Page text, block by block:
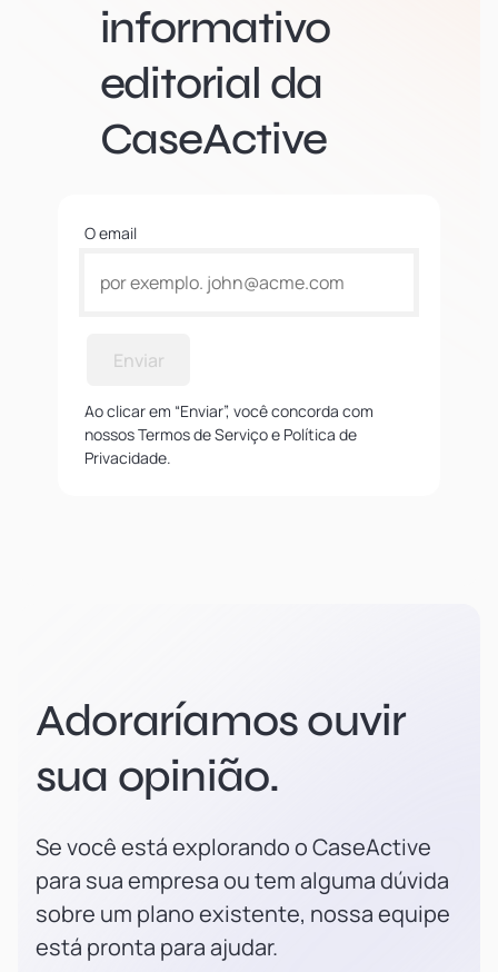
informativo
editorial da
CaseActive
O email
Enviar
Ao clicar em “Enviar”, você concorda com
nossos Termos de Serviço e Política de
Privacidade.
Adoraríamos ouvir
sua opinião.
Se você está explorando o CaseActive
para sua empresa ou tem alguma dúvida
sobre um plano existente, nossa equipe
está pronta para ajudar.